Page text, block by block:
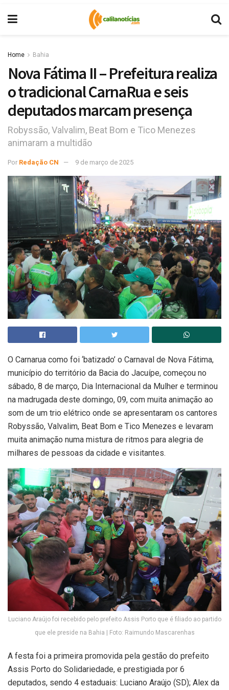
Home Bahia
Nova Fátima II – Prefeitura realiza
o tradicional CarnaRua e seis
deputados marcam presença
Robyssão, Valvalim, Beat Bom e Tico Menezes
animaram a multidão
Por Redação CN 9 de março de 2025
O Carnarua como foi ‘batizado’ o Carnaval de Nova Fátima,
município do território da Bacia do Jacuípe, começou no
sábado, 8 de março, Dia Internacional da Mulher e terminou
na madrugada deste domingo, 09, com muita animação ao
som de um trio elétrico onde se apresentaram os cantores
Robyssão, Valvalim, Beat Bom e Tico Menezes e levaram
muita animação numa mistura de ritmos para alegria de
milhares de pessoas da cidade e visitantes.
Luciano Araújo foi recebido pelo prefeito Assis Porto que é filiado ao partido
que ele preside na Bahia | Foto: Raimundo Mascarenhas
A festa foi a primeira promovida pela gestão do prefeito
Assis Porto do Solidariedade, e prestigiada por 6
deputados, sendo 4 estaduais: Luciano Araújo (SD); Alex da